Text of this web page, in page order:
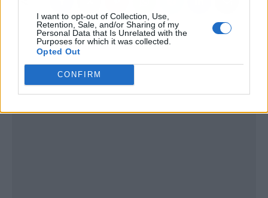
I want to opt-out of Collection, Use,
Retention, Sale, and/or Sharing of my
Personal Data that Is Unrelated with the
Purposes for which it was collected.
Opted Out
CONFIRM